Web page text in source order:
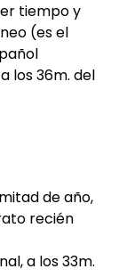
tiempo y
(es el
los 36m. del
de año,
recién
a los 33m.